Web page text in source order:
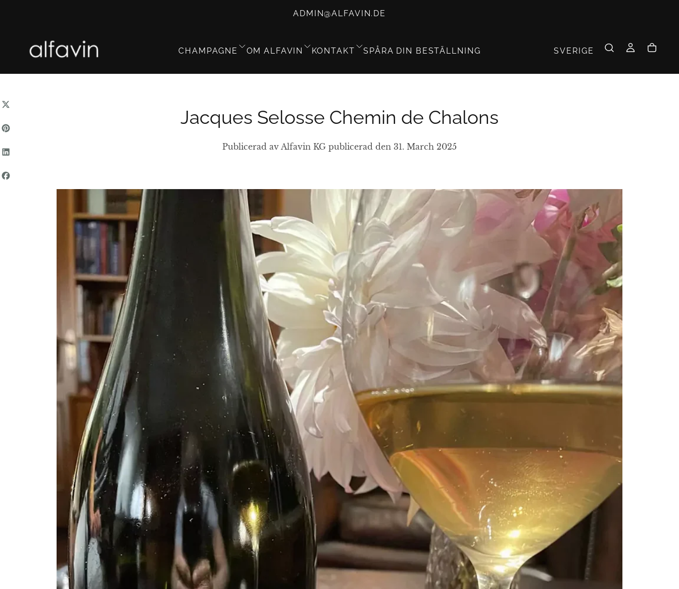
ADMIN@ALFAVIN.DE
CHAMPAGNE OM ALFAVIN KONTAKT SPÅRA DIN BESTÄLLNING SVERIGE
Jacques Selosse Chemin de Chalons
Publicerad av Alfavin KGpublicerad den 31. March 2025